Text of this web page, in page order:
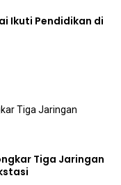
Ikuti Pendidikan di
Tiga Jaringan